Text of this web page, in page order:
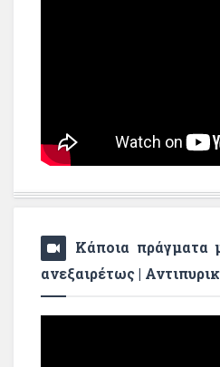
Κάποια πράγματα
ανεξαιρέτως |